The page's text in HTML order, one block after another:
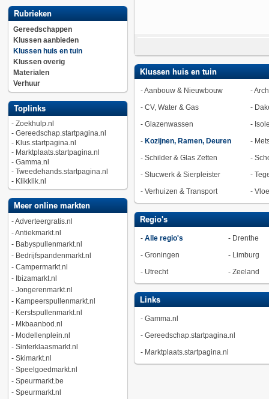
Rubrieken
Gereedschappen
Klussen aanbieden
Klussen huis en tuin
Klussen overig
Materialen
Verhuur
Toplinks
- Zoekhulp.nl
- Gereedschap.startpagina.nl
- Klus.startpagina.nl
- Marktplaats.startpagina.nl
- Gamma.nl
- Tweedehands.startpagina.nl
- Klikklik.nl
Meer online markten
-Adverteergratis.nl
-Antiekmarkt.nl
- Babyspullenmarkt.nl
- Bedrijfspandenmarkt.nl
- Campermarkt.nl
- Ibizamarkt.nl
- Jongerenmarkt.nl
- Kampeerspullenmarkt.nl
- Kerstspullenmarkt.nl
- Mkbaanbod.nl
- Modellenplein.nl
- Sinterklaasmarkt.nl
- Skimarkt.nl
- Speelgoedmarkt.nl
- Speurmarkt.be
- Speurmarkt.nl
Klussen huis en tuin
-Aanbouw & Nieuwbouw -
- CV, Water & Gas -
- Glazenwassen -
- Kozijnen, Ramen, Deuren -
- Schilder & Glas Zetten -
- Stucwerk & Sierpleister -
- Verhuizen & Transport -
Regio's
- Alle regio's - Drenthe
- Groningen - Limburg
- Utrecht - Zeeland
Links
- Gamma.nl
- Gereedschap.startpagina.nl
- Marktplaats.startpagina.nl